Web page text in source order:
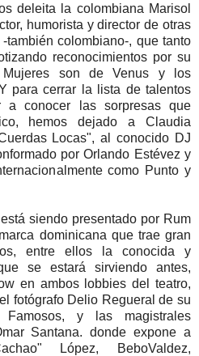
deleita la colombiana Marisol
humorista y director de otras
también colombiano-, que tanto
reconocimientos por su
son de Venus y los
para cerrar la lista de talentos
a conocer las sorpresas que
hemos dejado a Claudia
Locas", al conocido DJ
por Orlando Estévez y
como Punto y
siendo presentado por Rum
dominicana que trae gran
entre ellos la conocida y
se estará sirviendo antes,
en ambos lobbies del teatro,
fotógrafo Delio Regueral de su
y las magistrales
Santana. donde expone a
López, BeboValdez,